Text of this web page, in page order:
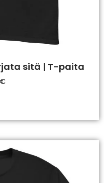
sitä | T-paita
€